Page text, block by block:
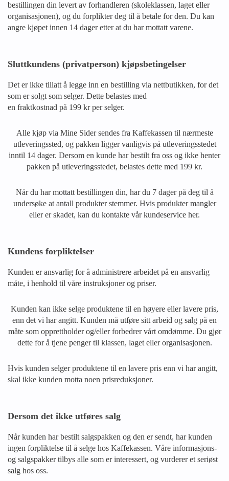
bestillingen din levert av forhandleren (skoleklassen, laget eller
organisasjonen), og du forplikter deg til å betale for den. Du kan
angre kjøpet innen 14 dager etter at du har mottatt varene.
Sluttkundens (privatperson) kjøpsbetingelser
Det er ikke tillatt å legge inn en bestilling via nettbutikken, for det
som er solgt som selger. Dette belastes med
en fraktkostnad på 199 kr per selger.
Alle kjøp via Mine Sider sendes fra Kaffekassen til nærmeste
utleveringssted, og pakken ligger vanligvis på utleveringsstedet
inntil 14 dager. Dersom en kunde har bestilt fra oss og ikke henter
pakken på utleveringsstedet, belastes dette med 199 kr.
Når du har mottatt bestillingen din, har du 7 dager på deg til å
undersøke at antall produkter stemmer. Hvis produkter mangler
eller er skadet, kan du kontakte vår kundeservice her.
Kundens forpliktelser
Kunden er ansvarlig for å administrere arbeidet på en ansvarlig
måte, i henhold til våre instruksjoner og priser.
Kunden kan ikke selge produktene til en høyere eller lavere pris,
enn det vi har angitt. Kunden må utføre sitt arbeid og salg på en
måte som opprettholder og/eller forbedrer vårt omdømme. Du gjør
dette for å tjene penger til klassen, laget eller organisasjonen.
Hvis kunden selger produktene til en lavere pris enn vi har angitt,
skal ikke kunden motta noen prisreduksjoner.
Dersom det ikke utføres salg
Når kunden har bestilt salgspakken og den er sendt, har kunden
ingen forpliktelse til å selge hos Kaffekassen. Våre informasjons-
og salgspakker tilbys alle som er interessert, og vurderer et seriøst
salg hos oss.